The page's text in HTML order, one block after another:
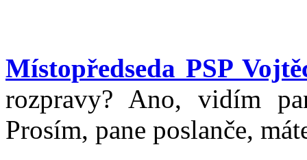
Místopředseda PSP
rozpravy? Ano, vidím
Prosím, pane poslanče,